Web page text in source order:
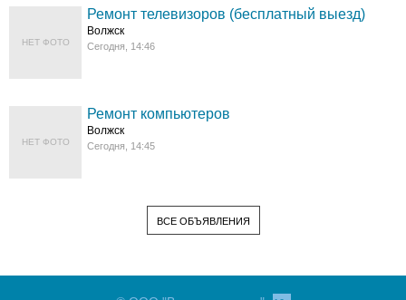
НЕТ ФОТО
Ремонт телевизоров (бесплатный выезд)
Волжск
Сегодня, 14:46
НЕТ ФОТО
Ремонт компьютеров
Волжск
Сегодня, 14:45
ВСЕ ОБЪЯВЛЕНИЯ